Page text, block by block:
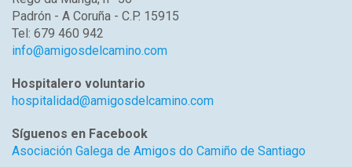
Padrón - A Coruña - C.P. 15915
Tel: 679 460 942
info@amigosdelcamino.com
Hospitalero voluntario
hospitalidad@amigosdelcamino.com
Síguenos en Facebook
Asociación Galega de Amigos do Camiño de Santiago